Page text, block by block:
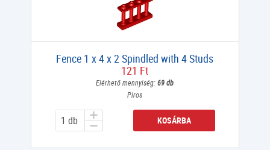
Fence 1 x 4 x 2 Spindled with 4 Studs
121 Ft
Elérhető mennyiség:69 db
Piros
KOSÁRBA